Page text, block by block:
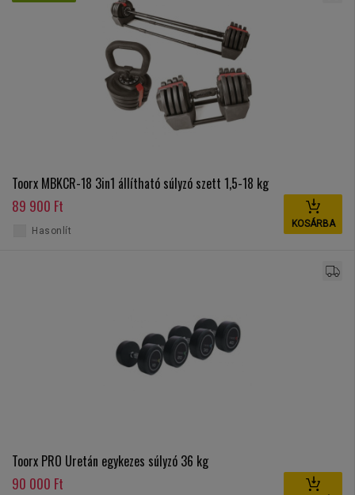
Toorx MBKCR-18 3in1 állítható súlyzó szett 1,5-18 kg
89 900 Ft
KOSÁRBA
Hasonlít
Toorx PRO Uretán egykezes súlyzó 36 kg
90 000 Ft